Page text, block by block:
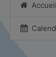
Accueil